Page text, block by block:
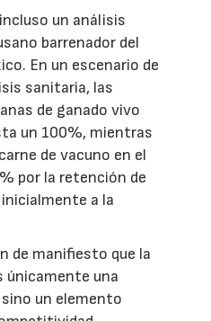
un análisis
barrenador del
En un escenario de
sanitaria, las
de ganado vivo
un 100%, mientras
de vacuno en el
por la retención de
a la
de manifiesto que la
únicamente una
un elemento